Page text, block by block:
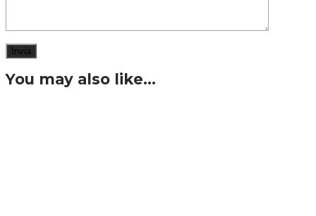
You may also like…